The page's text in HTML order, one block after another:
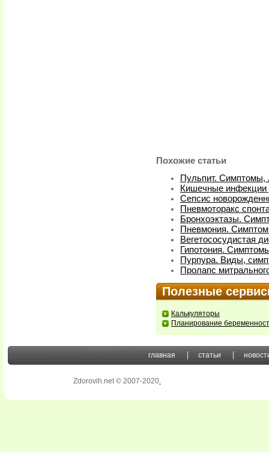
Похожие статьи
Пульпит. Симптомы,
Кишечные инфекции
Сепсис
Пневмоторакс
Бронхоэктазы.
Пневмония.
Вегетососудистая
Гипотония.
Пурпура. Виды,
Пролапс
Полезные
Калькуляторы
Планирование
главная статьи
Zdorovih.net © 2007-2020